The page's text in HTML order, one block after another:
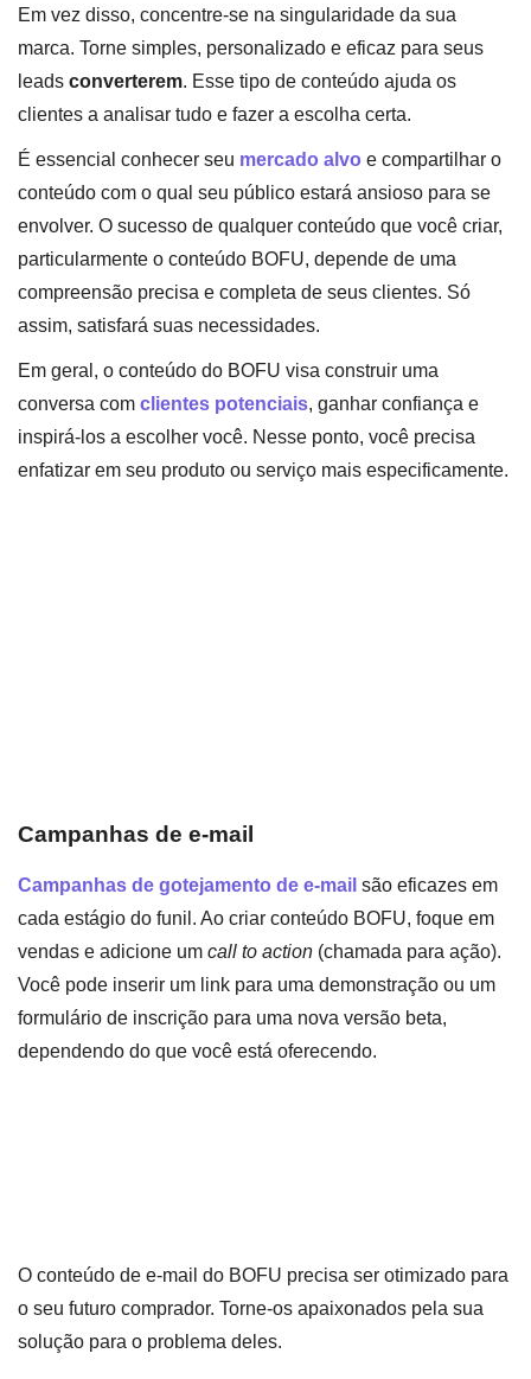
Em vez disso, concentre-se na singularidade da sua
marca. Torne simples, personalizado e eficaz para seus
leadsconverterem. Esse tipo de conteúdo ajuda os
clientes a analisar tudo e fazer a escolha certa.
É essencial conhecer seu mercado alvo e compartilhar o
conteúdo com o qual seu público estará ansioso para se
envolver. O sucesso de qualquer conteúdo que você criar,
particularmente o conteúdo BOFU, depende de uma
compreensão precisa e completa de seus clientes. Só
assim, satisfará suas necessidades.
Em geral, o conteúdo do BOFU visa construir uma
conversa comclientes potenciais, ganhar confiança e
inspirá-los a escolher você. Nesse ponto, você precisa
enfatizar em seu produto ou serviço mais especificamente.
Campanhas de e-mail
Campanhas de gotejamento de e-mailsão eficazes em
cada estágio do funil. Ao criar conteúdo BOFU, foque em
vendas e adicione umcall to action (chamada para ação).
Você pode inserir um link para uma demonstração ou um
formulário de inscrição para uma nova versão beta,
dependendo do que você está oferecendo.
O conteúdo de e-mail do BOFU precisa ser otimizado para
o seu futuro comprador. Torne-os apaixonados pela sua
solução para o problema deles.